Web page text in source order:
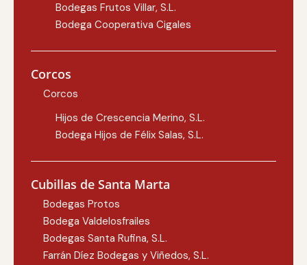
Bodegas Frutos Villar, S.L.
Bodega Cooperativa Cigales
Corcos
Corcos
Hijos de Crescencia Merino, S.L.
Bodega Hijos de Félix Salas, S.L.
Cubillas de Santa Marta
Bodegas Protos
Bodega Valdelosfrailes
Bodegas Santa Rufina, S.L.
Farrán Díez Bodegas y Viñedos, S.L.